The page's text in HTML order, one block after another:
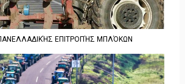
ΕΠΙΤΡΟΠΉΣ ΜΠΛΌΚΩΝ